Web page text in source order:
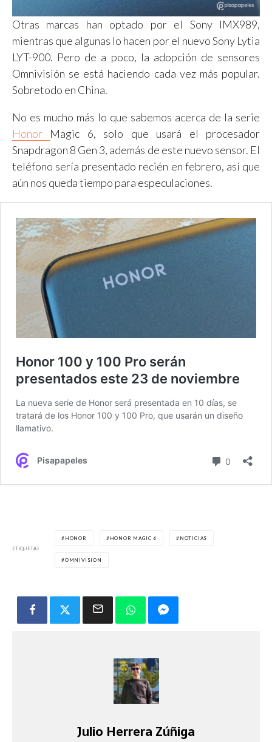
Otras marcas han optado por el Sony IMX989,
mientras que algunas lo hacen por el nuevo Sony Lytia
LYT-900. Pero de a poco, la adopción de sensores
Omnivisión se está haciendo cada vez más popular.
Sobretodo en China.
No es mucho más lo que sabemos acerca de la serie
Honor Magic 6, solo que usará el procesador
Snapdragon 8 Gen 3, además de este nuevo sensor. El
teléfono sería presentado recién en febrero, así que
aún nos queda tiempo para especulaciones.
ETIQUETAS
HONOR HONOR MAGIC 6 NOTICIAS
OMNIVISION
Julio Herrera Zúñiga